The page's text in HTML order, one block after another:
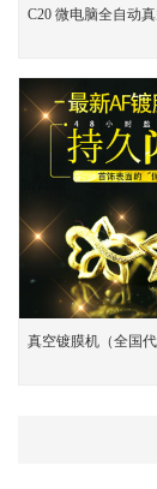
C20 微电脑全自动
真空镀膜机（全国代